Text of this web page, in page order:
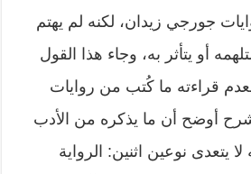
جورجي زيدان، لكنه لم يهتم
أو يتأثر به، وجاء هذا القول
قراءته ما كُتب من روايات
أوضح أن ما يذكره من الأدب
يتعدى نوعين اثنين: الرواية